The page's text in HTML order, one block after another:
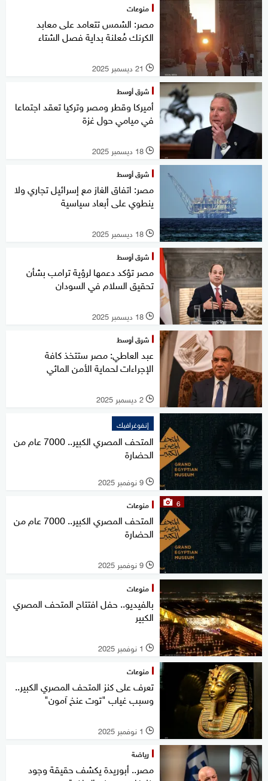
منوعات
مصر: الشمس تتعامد على معابد
الكرنك مُعلنة بداية فصل الشتاء
l 21 ديسمبر 2025
شرق أوسط
أميركا وقطر ومصر وتركيا تعقد اجتماعا
في ميامي حول غزة
l 18 ديسمبر 2025
شرق أوسط
مصر: اتفاق الغاز مع إسرائيل تجاري ولا
ينطوي على أبعاد سياسية
l 18 ديسمبر 2025
شرق أوسط
مصر تؤكد دعمها لرؤية ترامب بشأن
تحقيق السلام في السودان
l 18 ديسمبر 2025
شرق أوسط
عبد العاطي: مصر ستتخذ كافة
الإجراءات لحماية الأمن المائي
l 2 ديسمبر 2025
إنفوغرافيك
المتحف المصري الكبير.. 7000 عام من
الحضارة
l 9 نوفمبر 2025
6 منوعات
المتحف المصري الكبير.. 7000 عام من
الحضارة
l 9 نوفمبر 2025
منوعات
بالفيديو.. حفل افتتاح المتحف المصري
الكبير
l 1 نوفمبر 2025
منوعات
تعرف على كنز المتحف المصري الكبير..
وسبب غياب "توت عنخ آمون"
l 1 نوفمبر 2025
رياضة
مصر.. أبوريدة يكشف حقيقة وجود